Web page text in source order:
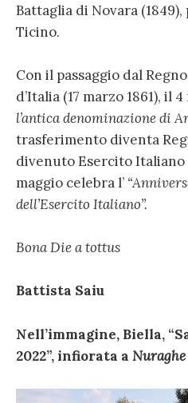
Battaglia di Novara
Ticino.
Con il passaggio dal
d’Italia (17 marzo 1861), il 4
l’antica denominazione di
trasferimento diventa
divenuto Esercito Italiano
maggio celebra l’
dell’Esercito Italiano”.
Bona Die a tottus
Battista Saiu
Nell’immagine, Biella,
2022”, infiorata a